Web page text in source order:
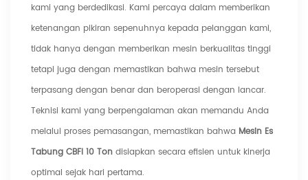
kami yang berdedikasi. Kami percaya dalam memberikan
ketenangan pikiran sepenuhnya kepada pelanggan kami,
tidak hanya dengan memberikan mesin berkualitas tinggi
tetapi juga dengan memastikan bahwa mesin tersebut
terpasang dengan benar dan beroperasi dengan lancar.
Teknisi kami yang berpengalaman akan memandu Anda
melalui proses pemasangan, memastikan bahwa Mesin Es
Tabung CBFI 10 Ton disiapkan secara efisien untuk kinerja
optimal sejak hari pertama.